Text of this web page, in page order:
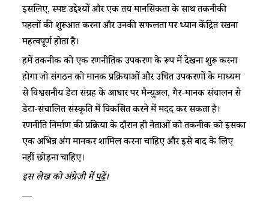
इसलिए, स्पष्ट उद्देश्यों और एक तय मानसिकता के साथ तकनीकी
पहलों की शुरूआत करना और उनकी सफलता पर ध्यान केंद्रित रखना
महत्वपूर्ण होता है।
हमें तकनीक को एक रणनीतिक उपकरण के रूप में देखना शुरू करना
होगा जो संगठन को मानक प्रक्रियाओं और उचित उपकरणों के माध्यम
से विश्वसनीय डेटा संग्रह के आधार पर मैन्युअल, गैर-मानक संचालन से
डेटा-संचालित संस्कृति में विकसित करने में मदद कर सकता है।
रणनीति निर्माण की प्रक्रिया के दौरान ही नेताओं को तकनीक को इसका
एक अभिन्न अंग मानकर शामिल करना चाहिए और इसे बाद के लिए
नहीं छोड़ना चाहिए।
इस लेख को अंग्रेज़ी मेंपढ़ें।
—